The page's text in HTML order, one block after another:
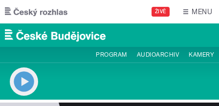
Přejít k hlavnímu obsahu
ŽIVĚ MENU
PROGRAM AUDIOARCHIV KAMERY